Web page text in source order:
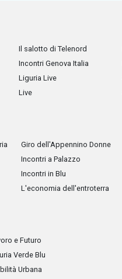
Il salotto di Telenord
Incontri Genova Italia
Liguria Live
Live
Giro dell'Appennino Donne
Incontri a Palazzo
Incontri in Blu
L'economia dell'entroterra
e Futuro
Verde Blu
Urbana